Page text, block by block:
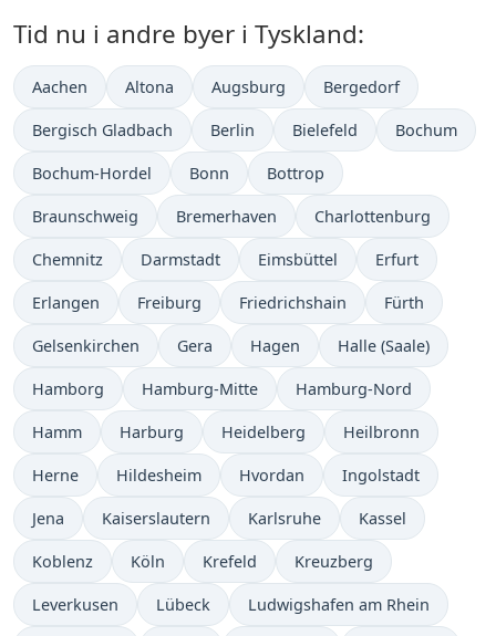
Tid nu i andre byer i Tyskland:
Aachen Altona Augsburg Bergedorf
Bergisch Gladbach Berlin Bielefeld Bochum
Bochum-Hordel Bonn Bottrop
Braunschweig Bremerhaven Charlottenburg
Chemnitz Darmstadt Eimsbüttel Erfurt
Erlangen Freiburg Friedrichshain Fürth
Gelsenkirchen Gera Hagen Halle (Saale)
Hamborg Hamburg-Mitte Hamburg-Nord
Hamm Harburg Heidelberg Heilbronn
Herne Hildesheim Hvordan Ingolstadt
Jena Kaiserslautern Karlsruhe Kassel
Koblenz Köln Krefeld Kreuzberg
Leverkusen Lübeck Ludwigshafen am Rhein